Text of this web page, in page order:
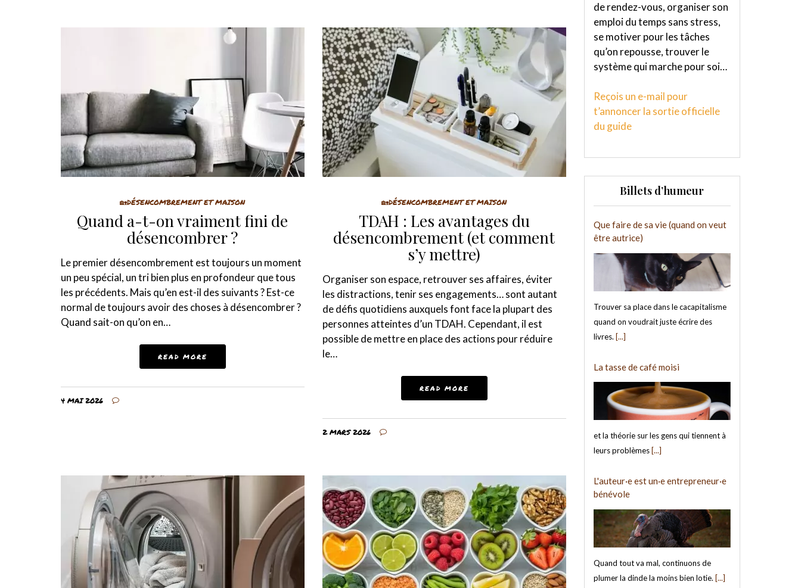
🏡DÉSENCOMBREMENT ET MAISON
Quand a-t-on vraiment fini de
désencombrer ?
Le premier désencombrement est toujours un moment
un peu spécial, un tri bien plus en profondeur que tous
les précédents. Mais qu’en est-il des suivants ? Est-ce
normal de toujours avoir des choses à désencombrer ?
Quand sait-on qu’on en…
READ MORE
4 MAI 2026
🏡DÉSENCOMBREMENT ET MAISON
TDAH : Les avantages du
désencombrement (et comment
s’y mettre)
Organiser son espace, retrouver ses affaires, éviter
les distractions, tenir ses engagements… sont autant
de défis quotidiens auxquels font face la plupart des
personnes atteintes d’un TDAH. Cependant, il est
possible de mettre en place des actions pour réduire
le…
READ MORE
2 MARS 2026
de rendez-vous, organiser son
emploi du temps sans stress,
se motiver pour les tâches
qu’on repousse, trouver le
système qui marche pour soi…
Reçois un e-mail pour
t’annoncer la sortie officielle
du guide
Billets d’humeur
Que faire de sa vie (quand on veut
être autrice)
Trouver sa place dans le cacapitalisme
quand on voudrait juste écrire des
livres. [...]
La tasse de café moisi
et la théorie sur les gens qui tiennent à
leurs problèmes [...]
L'auteur·e est un·e entrepreneur·e
bénévole
Quand tout va mal, continuons de
plumer la dinde la moins bien lotie. [...]